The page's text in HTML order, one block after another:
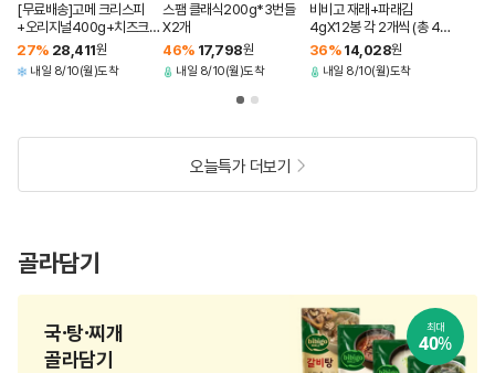
[무료배송]고메 크리스피
+오리지널400g+치즈크리
스피+통모짜핫도그340g
(총 4개)
27% 28,411원
내일 8/10(월)도착
스팸 클래식200g*3번들
X2개
46% 17,798원
내일 8/10(월)도착
비비고 재래+파래김
4gX12봉 각 2개씩 (총 48
봉)
36% 14,028원
내일 8/10(월)도착
오늘특가 더보기
골라담기
최대
40%
국·탕·찌개
골라담기